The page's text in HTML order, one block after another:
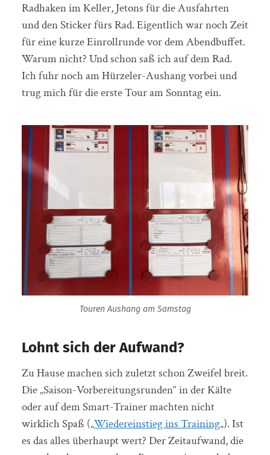
Radhaken im Keller, Jetons für die Ausfahrten
und den Sticker fürs Rad. Eigentlich war noch Zeit
für eine kurze Einrollrunde vor dem Abendbuffet.
Warum nicht? Und schon saß ich auf dem Rad.
Ich fuhr noch am Hürzeler-Aushang vorbei und
trug mich für die erste Tour am Sonntag ein.
Touren Aushang am Samstag
Lohnt sich der Aufwand?
Zu Hause machen sich zuletzt schon Zweifel breit.
Die „Saison-Vorbereitungsrunden“ in der Kälte
oder auf dem Smart-Trainer machten nicht
wirklich Spaß („Wiedereinstieg ins Training„). Ist
es das alles überhaupt wert? Der Zeitaufwand, die